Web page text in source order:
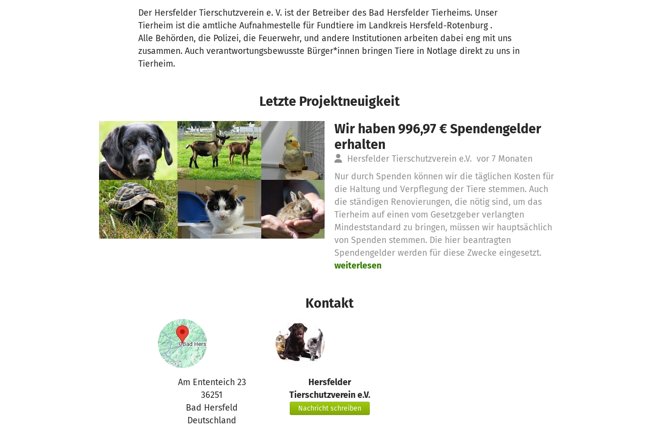
Der Hersfelder Tierschutzverein e. V. ist der Betreiber des Bad Hersfelder Tierheims. Unser
Tierheim ist die amtliche Aufnahmestelle für Fundtiere im Landkreis Hersfeld-Rotenburg .
Alle Behörden, die Polizei, die Feuerwehr, und andere Institutionen arbeiten dabei eng mit uns
zusammen. Auch verantwortungsbewusste Bürger*innen bringen Tiere in Notlage direkt zu uns in
Tierheim.
Letzte Projektneuigkeit
Wir haben 996,97 € Spendengelder
erhalten
Hersfelder Tierschutzverein e.V. vor 7 Monaten
Nur durch Spenden können wir die täglichen Kosten für
die Haltung und Verpflegung der Tiere stemmen. Auch
die ständigen Renovierungen, die nötig sind, um das
Tierheim auf einen vom Gesetzgeber verlangten
Mindeststandard zu bringen, müssen wir hauptsächlich
von Spenden stemmen. Die hier beantragten
Spendengelder werden für diese Zwecke eingesetzt.
weiterlesen
Kontakt
Am Ententeich 23
36251
Bad Hersfeld
Deutschland
Hersfelder
Tierschutzverein e.V.
Nachricht schreiben